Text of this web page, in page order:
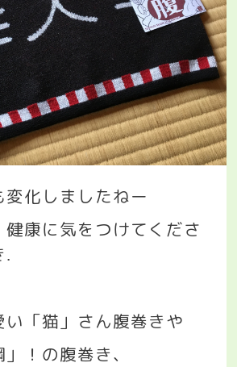
化しましたねー
康に気をつけてくださ
.
い「猫」さん腹巻きや
！の腹巻き、